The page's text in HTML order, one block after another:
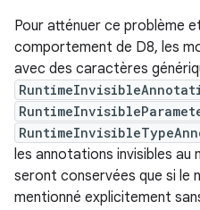
Pour atténuer ce problème
comportement de D8, les
avec des caractères
les annotations invisibles
seront conservées que si le
mentionné explicitement